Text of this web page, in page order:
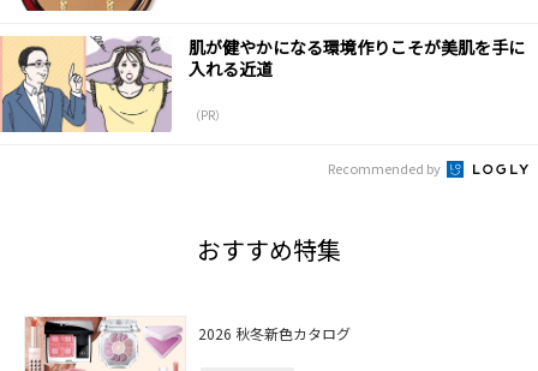
肌が健やかになる環境作りこそが美肌を手に
入れる近道
（PR）
Recommended by
おすすめ特集
2026 秋冬新色カタログ